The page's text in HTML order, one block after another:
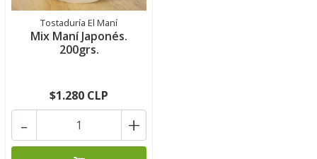
Tostaduría El Maní
Mix Maní Japonés.
200grs.
$1.280 CLP
+
-